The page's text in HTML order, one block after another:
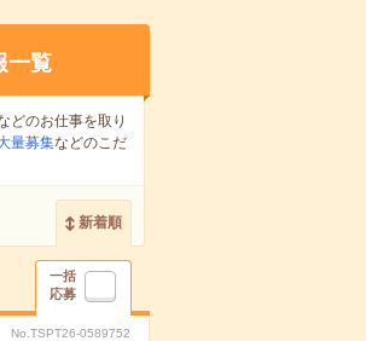
一覧
どのお仕事を取り
量募集などのこだ
新着順
一括
応募
No.TSPT26-0589752